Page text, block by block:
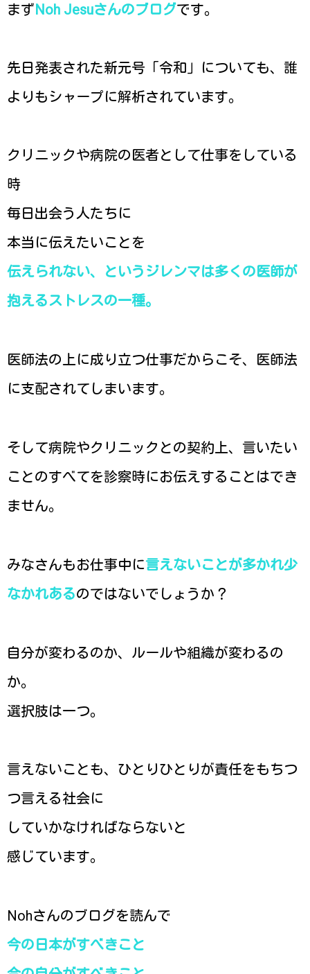
まずNoh Jesuさんのブログです。
先日発表された新元号「令和」についても、誰
よりもシャープに解析されています。
クリニックや病院の医者として仕事をしている
時
毎日出会う人たちに
本当に伝えたいことを
伝えられない、というジレンマは多くの医師が
抱えるストレスの一種。
医師法の上に成り立つ仕事だからこそ、医師法
に支配されてしまいます。
そして病院やクリニックとの契約上、言いたい
ことのすべてを診察時にお伝えすることはでき
ません。
みなさんもお仕事中に言えないことが多かれ少
なかれあるのではないでしょうか？
自分が変わるのか、ルールや組織が変わるの
か。
選択肢は一つ。
言えないことも、ひとりひとりが責任をもちつ
つ言える社会に
していかなければならないと
感じています。
Nohさんのブログを読んで
今の日本がすべきこと